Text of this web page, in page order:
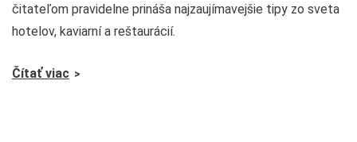
čitateľom pravidelne prináša najzaujímavejšie tipy zo sveta
hotelov, kaviarní a reštaurácií.
Čítať viac